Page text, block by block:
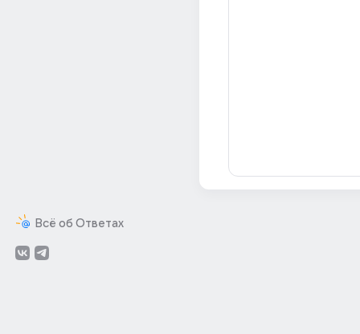
Всё об Ответах